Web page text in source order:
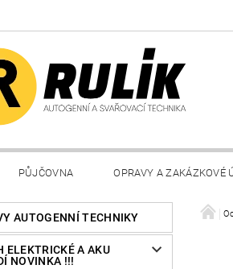
PŮJČOVNA OPRAVY A ZAKÁZKOVÉ
AUTOGENNÍ TECHNIKY
ELEKTRICKÉ A AKU
NOVINKA !!!